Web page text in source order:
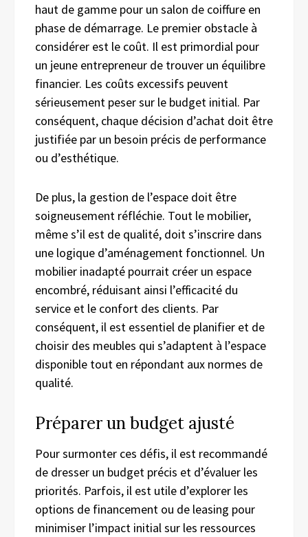
haut de gamme pour un salon de coiffure en
phase de démarrage. Le premier obstacle à
considérer est le coût. Il est primordial pour
un jeune entrepreneur de trouver un équilibre
financier. Les coûts excessifs peuvent
sérieusement peser sur le budget initial. Par
conséquent, chaque décision d’achat doit être
justifiée par un besoin précis de performance
ou d’esthétique.
De plus, la gestion de l’espace doit être
soigneusement réfléchie. Tout le mobilier,
même s’il est de qualité, doit s’inscrire dans
une logique d’aménagement fonctionnel. Un
mobilier inadapté pourrait créer un espace
encombré, réduisant ainsi l’efficacité du
service et le confort des clients. Par
conséquent, il est essentiel de planifier et de
choisir des meubles qui s’adaptent à l’espace
disponible tout en répondant aux normes de
qualité.
Préparer un budget ajusté
Pour surmonter ces défis, il est recommandé
de dresser un budget précis et d’évaluer les
priorités. Parfois, il est utile d’explorer les
options de financement ou de leasing pour
minimiser l’impact initial sur les ressources